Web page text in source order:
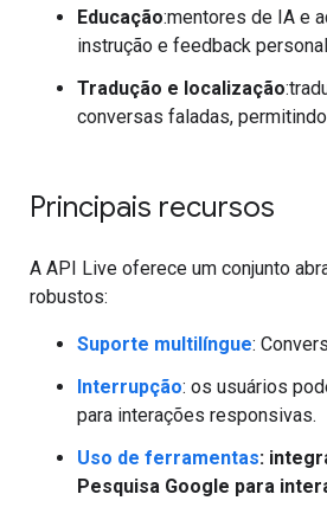
Educação:mentores de IA e
instrução e feedback
Tradução e localização
conversas faladas,
Principais recursos
A API Live oferece um conjunto
robustos:
Suporte multilíngue:
Interrupção: os usuários
para interações responsivas.
Uso de ferramentas:
Pesquisa Google para